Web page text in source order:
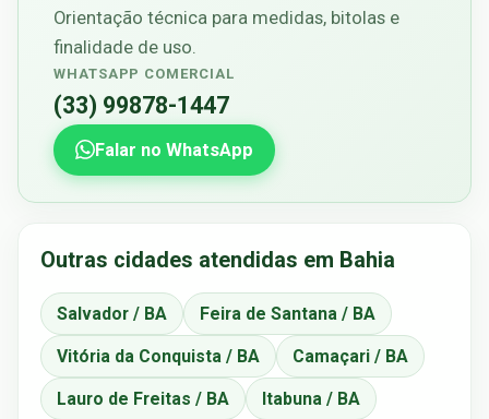
Orientação técnica para medidas, bitolas e
finalidade de uso.
WHATSAPP COMERCIAL
(33) 99878-1447
Falar no WhatsApp
Outras cidades atendidas em Bahia
Salvador / BA Feira de Santana / BA
Vitória da Conquista / BA Camaçari / BA
Lauro de Freitas / BA Itabuna / BA